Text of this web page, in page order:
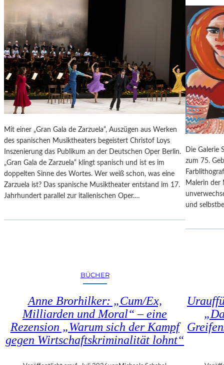
O
N
Z
E
R
K
R
I
I
K
–
A
U
S
B
L
Z
A
R
T
H
V
I
L
I
I
N
B
E
L
N
–
A
U
S
S
D
O
U
Mit einer „Gran Gala de Zarzuela“, Auszügen aus Werken
des spanischen Musiktheaters begeistert Christof Loys
Inszenierung das Publikum an der Deutschen Oper Berlin.
„Gran Gala de Zarzuela“ klingt spanisch und ist es im
doppelten Sinne des Wortes. Wer weiß schon, was eine
Zarzuela ist? Das spanische Musiktheater entstand im 17.
Jahrhundert parallel zur italienischen Oper.…
Die Galerie
zum 75.
Malerin der
und
BÜCHER
Anne Brorhilker: „Cum/Ex,
Milliarden und Moral“ – eine
Rezension „Warum sich der Kampf
gegen Wirtschaftskriminalität lohnt“